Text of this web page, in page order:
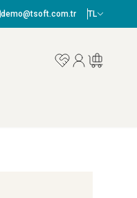
demo@tsoft.com.tr TL
Favorilerim
HesabımSepetim